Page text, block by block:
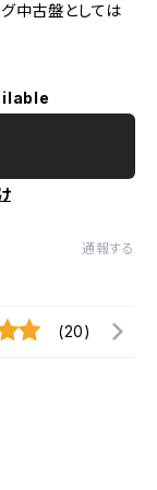
中古盤としては
通報する
(20)